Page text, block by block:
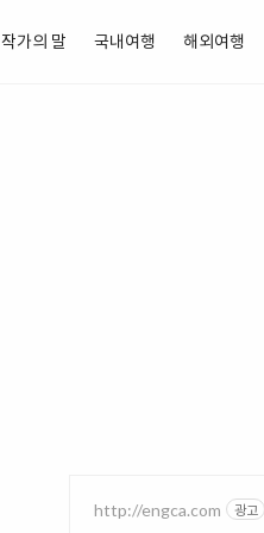
작가의 말 국내여행 해외여행
http://engca.com 광고